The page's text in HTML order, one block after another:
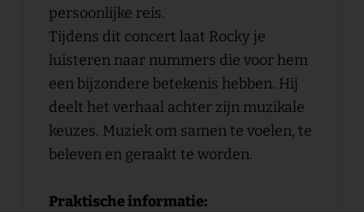
persoonlijke reis.
Tijdens dit concert laat Rocky je
luisteren naar nummers die voor hem
een bijzondere betekenis hebben. Hij
deelt het verhaal achter zijn muzikale
keuzes. Muziek om samen te voelen, te
beleven en geraakt te worden.
Praktische informatie: